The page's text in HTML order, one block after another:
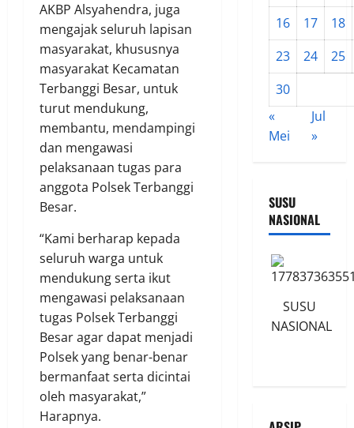
AKBP Alsyahendra, juga
mengajak seluruh lapisan
masyarakat, khususnya
masyarakat Kecamatan
Terbanggi Besar, untuk
turut mendukung,
membantu, mendampingi
dan mengawasi
pelaksanaan tugas para
anggota Polsek Terbanggi
Besar.
“Kami berharap kepada
seluruh warga untuk
mendukung serta ikut
mengawasi pelaksanaan
tugas Polsek Terbanggi
Besar agar dapat menjadi
Polsek yang benar-benar
bermanfaat serta dicintai
oleh masyarakat,”
Harapnya.
16
17
18
23
24
25
30
«
Mei
Jul
»
SUSU
NASIONAL
SUSU
NASIONAL